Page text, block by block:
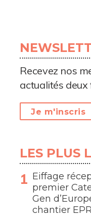
Recevez nos
actualités
Je m'inscris
LES PLUS
Eiffage
premier
Gen
chantier